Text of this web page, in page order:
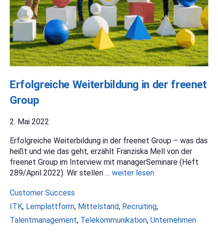
Erfolgreiche Weiterbildung in der freenet
Group
2. Mai 2022
Erfolgreiche Weiterbildung in der freenet Group – was das
heißt und wie das geht, erzählt Franziska Mell von der
freenet Group im Interview mit managerSeminare (Heft
289/April 2022). Wir stellen … weiter lesen
Kategorien
Customer Success
Schlagwörter
ITK, Lernplattform, Mittelstand, Recruiting,
Talentmanagement, Telekommunikation, Unternehmen